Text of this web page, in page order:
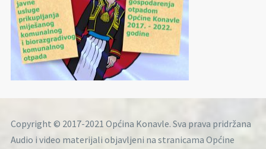
Copyright © 2017-2021 Općina Konavle. Sva prava pridržana
Audio i video materijali objavljeni na stranicama Općine